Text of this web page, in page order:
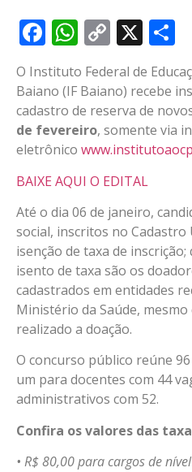
Facebook
WhatsApp
Copy
Link
X
O Instituto Federal de
Baiano (IF Baiano) recebe
cadastro de reserva de
de fevereiro, somente via
eletrônico
BAIXE AQUI O EDITAL
Até o dia 06 de janeiro,
social, inscritos no
isenção de taxa de
isento de taxa são os
cadastrados em entidades
Ministério da Saúde,
realizado a doação.
O concurso público reúne
um para docentes com 44
administrativos com 52.
Confira os valores das
• R$ 80,00 para cargos de